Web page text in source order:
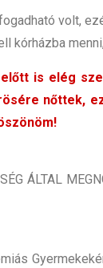
volt,
kórházba
is elég
nőttek,
ÁLTAL